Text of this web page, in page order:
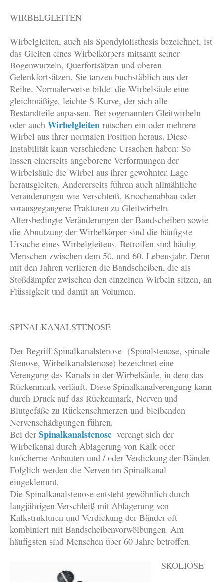
WIRBELGLEITEN
Wirbelgleiten, auch als Spondylolisthesis bezeichnet, ist
das Gleiten eines Wirbelkörpers mitsamt seiner
Bogenwurzeln, Querfortsätzen und oberen
Gelenkfortsätzen. Sie tanzen buchstäblich aus der
Reihe. Normalerweise bildet die Wirbelsäule eine
gleichmäßige, leichte S-Kurve, der sich alle
Bestandteile anpassen. Bei sogenannten Gleitwirbeln
oder auch Wirbelgleiten rutschen ein oder mehrere
Wirbel aus ihrer normalen Position heraus. Diese
Instabilität kann verschiedene Ursachen haben: So
lassen einerseits angeborene Verformungen der
Wirbelsäule die Wirbel aus ihrer gewohnten Lage
herausgleiten. Andererseits führen auch allmähliche
Veränderungen wie Verschleiß, Knochenabbau oder
vorausgegangene Frakturen zu Gleitwirbeln.
Altersbedingte Veränderungen der Bandscheiben sowie
die Abnutzung der Wirbelkörper sind die häufigste
Ursache eines Wirbelgleitens. Betroffen sind häufig
Menschen zwischen dem 50. und 60. Lebensjahr. Denn
mit den Jahren verlieren die Bandscheiben, die als
Stoßdämpfer zwischen den einzelnen Wirbeln sitzen, an
Flüssigkeit und damit an Volumen.
SPINALKANALSTENOSE
Der Begriff Spinalkanalstenose (Spinalstenose, spinale
Stenose, Wirbelkanalstenose) bezeichnet eine
Verengung des Kanals in der Wirbelsäule, in dem das
Rückenmark verläuft. Diese Spinalkanalverengung kann
durch Druck auf das Rückenmark, Nerven und
Blutgefäße zu Rückenschmerzen und bleibenden
Nervenschädigungen führen.
Bei der Spinalkanalstenose verengt sich der
Wirbelkanal durch Ablagerung von Kalk oder
knöcherne Anbauten und / oder Verdickung der Bänder.
Folglich werden die Nerven im Spinalkanal
eingeklemmt.
Die Spinalkanalstenose entsteht gewöhnlich durch
langjährigen Verschleiß mit Ablagerung von
Kalkstrukturen und Verdickung der Bänder oft
kombiniert mit Bandscheibenvorwölbungen. Am
häufigsten sind Menschen über 60 Jahre betroffen.
SKOLIOSE